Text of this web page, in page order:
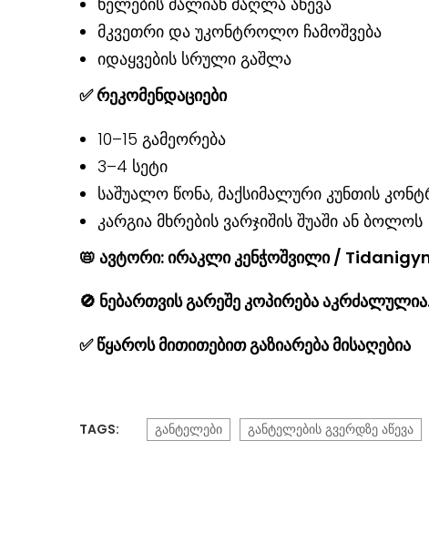
მკვეთრი და უკონტროლო ჩამოშვება
იდაყვების სრული გაშლა
✅რეკომენდაციები
10–15 გამეორება
3–4 სეტი
საშუალო წონა, მაქსიმალური კუნთის
კარგია მხრების ვარჯიშის შუაში ან ბოლოს
📛 ავტორი: ირაკლი კენჭოშვილი /
🚫 ნებართვის გარეშე კოპირება
✅წყაროს მითითებით გაზიარება მისაღებია
TAGS: განტელები განტელების გვერდზე აწევა